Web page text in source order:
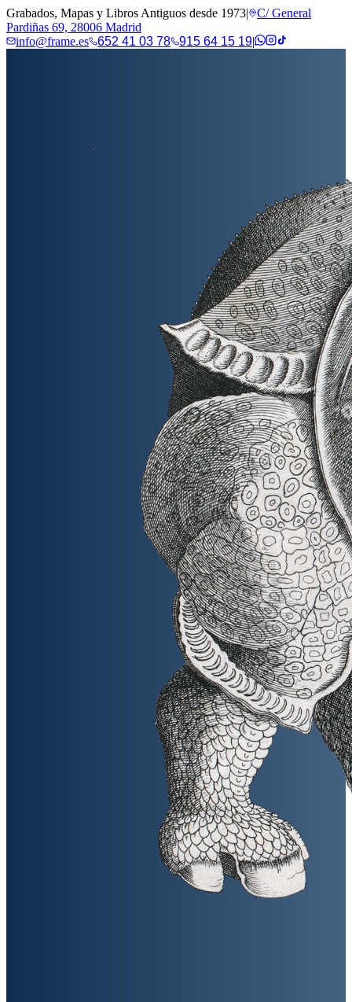
Grabados, Mapas y Libros Antiguos desde 1973|
C/ General
Pardiñas 69, 28006 Madrid
info@frame.es
652 41 03 78 915 64 15 19|